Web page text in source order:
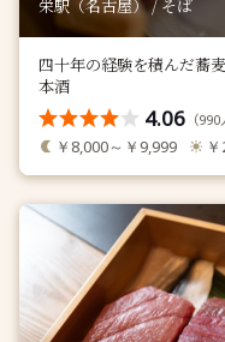
栄駅（名古屋） / そば
四十年の経験を積んだ蕎
本酒
4.06 （990
￥8,000～￥9,999